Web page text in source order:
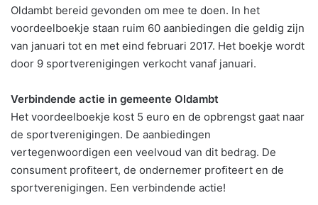
Oldambt bereid gevonden om mee te doen. In het
voordeelboekje staan ruim 60 aanbiedingen die geldig zijn
van januari tot en met eind februari 2017. Het boekje wordt
door 9 sportverenigingen verkocht vanaf januari.
Verbindende actie in gemeente Oldambt
Het voordeelboekje kost 5 euro en de opbrengst gaat naar
de sportverenigingen. De aanbiedingen
vertegenwoordigen een veelvoud van dit bedrag. De
consument proﬁteert, de ondernemer proﬁteert en de
sportverenigingen. Een verbindende actie!